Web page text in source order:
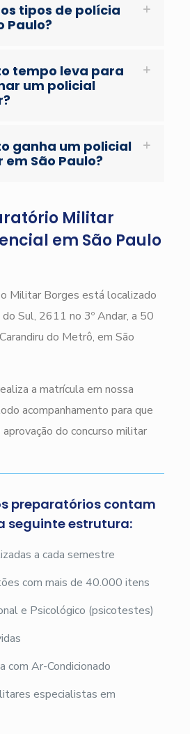
tipos de polícia
Paulo?
tempo leva para
um policial
ganha um policial
São Paulo?
Militar
em São Paulo
Militar Borges está localizado
Sul, 2611 no 3º Andar, a 50
do Metrô, em São
a matrícula em nossa
acompanhamento para que
do concurso militar
preparatórios contam
seguinte estrutura:
a cada semestre
com mais de 40.000 itens
e Psicológico (psicotestes)
com Ar-Condicionado
especialistas em